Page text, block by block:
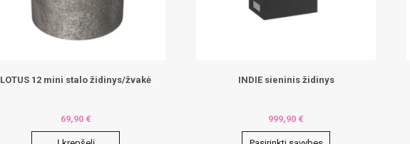
LOTUS 12 mini stalo židinys/žvakė
69,90 €
INDIE sieninis židinys
999,90 €